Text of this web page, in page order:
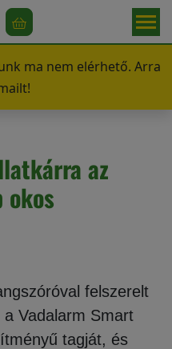
ma nem elérhető. Arra
az
okos
felszerelt
Vadalarm Smart
tagját, és